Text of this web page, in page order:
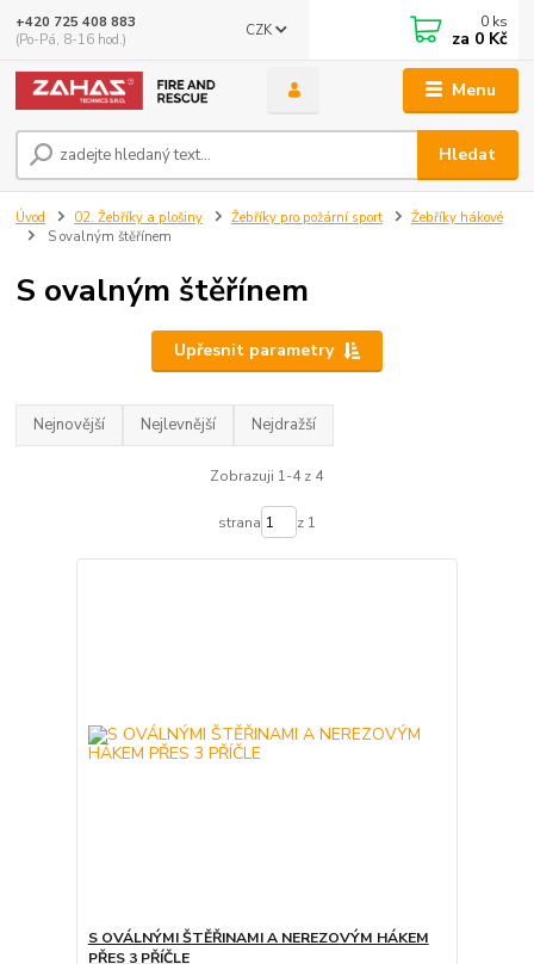
Menu
CZK
Hledat
+420 725 408 883
(Po-Pá, 8-16 hod.)
0 ks
za 0 Kč
Úvod 02. Žebříky a plošiny Žebříky pro požární sport
Žebříky hákové
S ovalným štěřínem
S ovalným štěřínem
Upřesnit parametry
Nejnovější Nejlevnější Nejdražší
Zobrazuji 1-4 z 4
strana z 1
S OVÁLNÝMI ŠTĚŘINAMI A NEREZOVÝM HÁKEM
PŘES 3 PŘÍČLE